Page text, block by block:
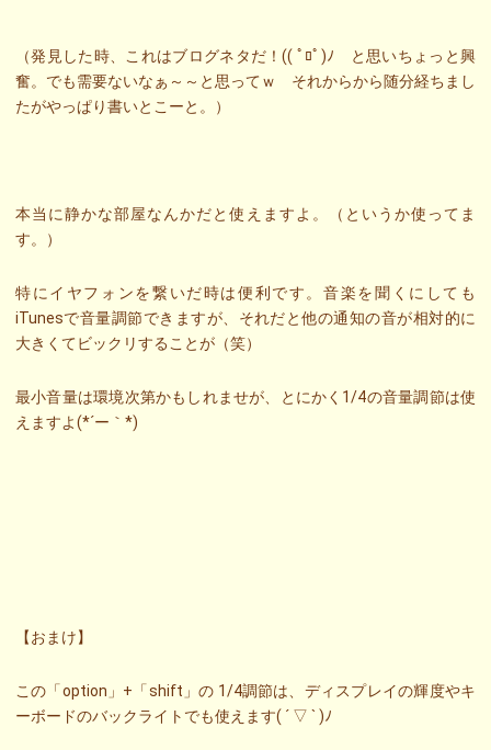
（発見した時、これはブログネタだ！(( ﾟﾛﾟ)ﾉ と思いちょっと興
奮。でも需要ないなぁ～～と思ってｗ それからから随分経ちまし
たがやっぱり書いとこーと。）
本当に静かな部屋なんかだと使えますよ。（というか使ってま
す。）
特にイヤフォンを繋いだ時は便利です。音楽を聞くにしても
iTunesで音量調節できますが、それだと他の通知の音が相対的に
大きくてビックリすることが（笑）
最小音量は環境次第かもしれませが、とにかく1/4の音量調節は使
えますよ(*´ー｀*)
【おまけ】
この「option」+「shift」の 1/4調節は、ディスプレイの輝度やキ
ーボードのバックライトでも使えます( ´ ▽ ` )ﾉ